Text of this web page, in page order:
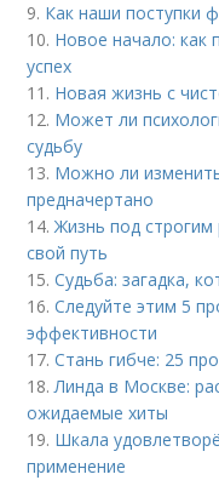
9. Как наши поступки
10. Новое начало: как
успех
11. Новая жизнь с
12. Может ли
судьбу
13. Можно ли
предначертано
14.Жизнь под
свой путь
15.Судьба: загадка,
16.Следуйте этим 5
эффективности
17.Стань гибче: 25
18.Линда в Москве:
ожидаемые хиты
19. Шкала
применение